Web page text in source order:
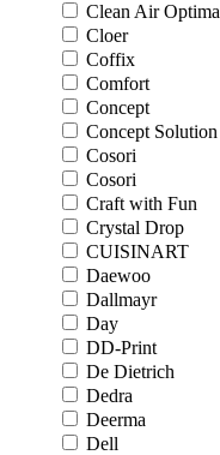
Clean Air Optima
Cloer
Coffix
Comfort
Concept
Concept Solution
Cosori
Cosori
Craft with Fun
Crystal Drop
CUISINART
Daewoo
Dallmayr
Day
DD-Print
De Dietrich
Dedra
Deerma
Dell